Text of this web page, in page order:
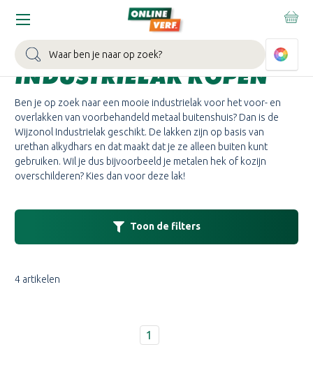
Zoeken
Home Wijzonol Wijzonol Industrielak
WIJZONOL
INDUSTRIELAK KOPEN
Ben je op zoek naar een mooie industrielak voor het voor- en
overlakken van voorbehandeld metaal buitenshuis? Dan is de
Wijzonol Industrielak geschikt. De lakken zijn op basis van
urethan alkydhars en dat maakt dat je ze alleen buiten kunt
gebruiken. Wil je dus bijvoorbeeld je metalen hek of kozijn
overschilderen? Kies dan voor deze lak!
4 artikelen
1
Toon de filters